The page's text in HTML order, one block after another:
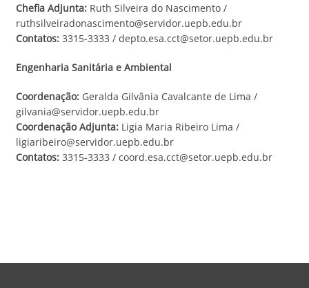
Chefia Adjunta: Ruth Silveira do Nascimento /
ruthsilveiradonascimento@servidor.uepb.edu.br
Contatos: 3315-3333 / depto.esa.cct@setor.uepb.edu.br
Engenharia Sanitária e Ambiental
Coordenação: Geralda Gilvânia Cavalcante de Lima /
gilvania@servidor.uepb.edu.br
Coordenação Adjunta: Ligia Maria Ribeiro Lima /
ligiaribeiro@servidor.uepb.edu.br
Contatos: 3315-3333 / coord.esa.cct@setor.uepb.edu.br